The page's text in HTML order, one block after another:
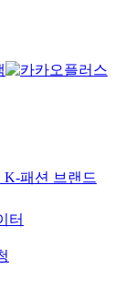
K-패션 브랜드
터